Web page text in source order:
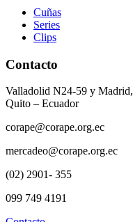
Cuñas
Series
Clips
Contacto
Valladolid N24-59 y Madrid,
Quito – Ecuador
corape@corape.org.ec
mercadeo@corape.org.ec
(02) 2901- 355
099 749 4191